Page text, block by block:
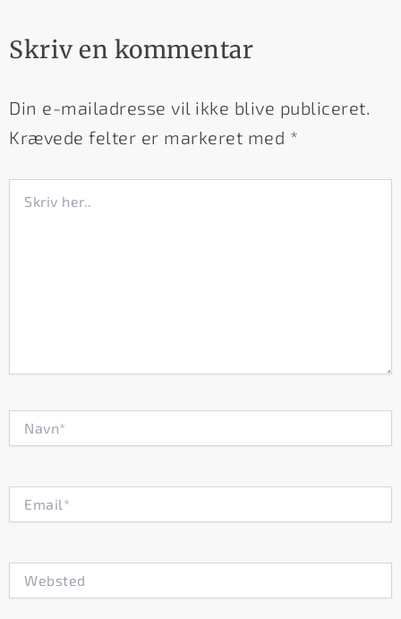
Skriv en kommentar
Din e-mailadresse vil ikke blive publiceret.
Krævede felter er markeret med *
her..